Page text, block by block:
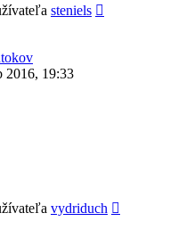
steniels
2016, 19:33
vydriduch